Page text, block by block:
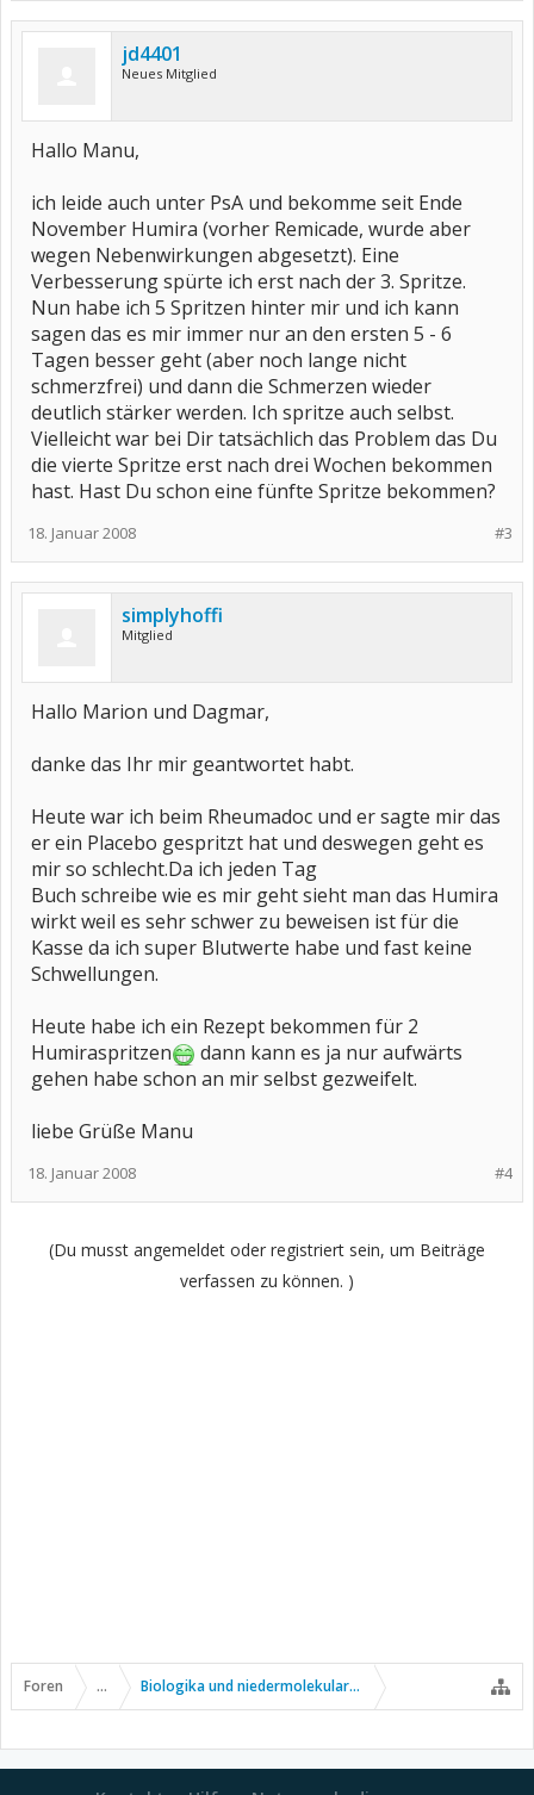
jd4401
Neues Mitglied
Hallo Manu,
ich leide auch unter PsA und bekomme seit Ende
November Humira (vorher Remicade, wurde aber
wegen Nebenwirkungen abgesetzt). Eine
Verbesserung spürte ich erst nach der 3. Spritze.
Nun habe ich 5 Spritzen hinter mir und ich kann
sagen das es mir immer nur an den ersten 5 - 6
Tagen besser geht (aber noch lange nicht
schmerzfrei) und dann die Schmerzen wieder
deutlich stärker werden. Ich spritze auch selbst.
Vielleicht war bei Dir tatsächlich das Problem das Du
die vierte Spritze erst nach drei Wochen bekommen
hast. Hast Du schon eine fünfte Spritze bekommen?
#3
18. Januar 2008
simplyhoffi
Mitglied
Hallo Marion und Dagmar,
danke das Ihr mir geantwortet habt.
Heute war ich beim Rheumadoc und er sagte mir das
er ein Placebo gespritzt hat und deswegen geht es
mir so schlecht.Da ich jeden Tag
Buch schreibe wie es mir geht sieht man das Humira
wirkt weil es sehr schwer zu beweisen ist für die
Kasse da ich super Blutwerte habe und fast keine
Schwellungen.
Heute habe ich ein Rezept bekommen für 2
Humiraspritzen
dann kann es ja nur aufwärts
gehen habe schon an mir selbst gezweifelt.
liebe Grüße Manu
#4
18. Januar 2008
(Du musst angemeldet oder registriert sein, um Beiträge
verfassen zu können. )
Foren ... Biologika und niedermolekulare Wirkstoffe